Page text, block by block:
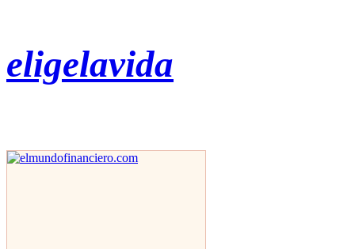
eligelavida